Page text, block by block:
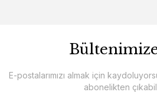
E-postalarımızı almak için
abonelikten